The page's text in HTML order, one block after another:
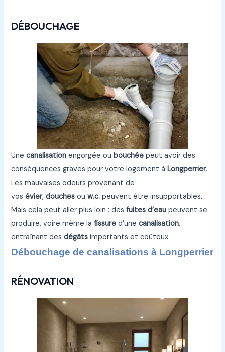
DÉBOUCHAGE
Unecanalisation engorgée oubouchée peut avoir des
conséquences graves pour votre logement àLongperrier.
Les mauvaises odeurs provenant de
vosévier,douches ouw.c. peuvent être insupportables.
Mais cela peut aller plus loin : desfuites d’eau peuvent se
produire, voire même lafissure d’unecanalisation,
entraînant desdégâts importants et coûteux.
Débouchage de canalisations à Longperrier
RÉNOVATION